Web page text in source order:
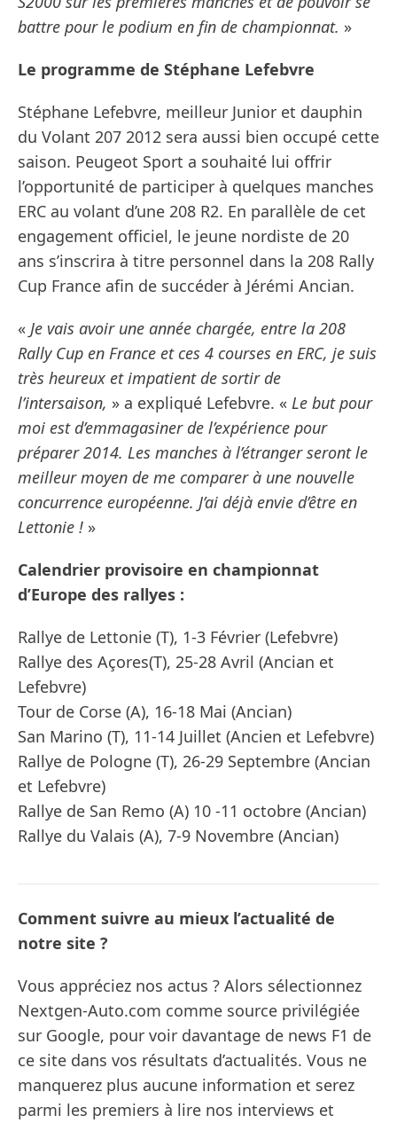
battre pour le podium en fin de championnat. »
Le programme de Stéphane Lefebvre
Stéphane Lefebvre, meilleur Junior et dauphin
du Volant 207 2012 sera aussi bien occupé cette
saison. Peugeot Sport a souhaité lui offrir
l’opportunité de participer à quelques manches
ERC au volant d’une 208 R2. En parallèle de cet
engagement officiel, le jeune nordiste de 20
ans s’inscrira à titre personnel dans la 208 Rally
Cup France afin de succéder à Jérémi Ancian.
« Je vais avoir une année chargée, entre la 208
Rally Cup en France et ces 4 courses en ERC, je suis
très heureux et impatient de sortir de
l’intersaison, » a expliqué Lefebvre. « Le but pour
moi est d’emmagasiner de l’expérience pour
préparer 2014. Les manches à l’étranger seront le
meilleur moyen de me comparer à une nouvelle
concurrence européenne. J’ai déjà envie d’être en
Lettonie ! »
Calendrier provisoire en championnat
d’Europe des rallyes :
Rallye de Lettonie (T), 1-3 Février (Lefebvre)
Rallye des Açores(T), 25-28 Avril (Ancian et
Lefebvre)
Tour de Corse (A), 16-18 Mai (Ancian)
San Marino (T), 11-14 Juillet (Ancien et Lefebvre)
Rallye de Pologne (T), 26-29 Septembre (Ancian
et Lefebvre)
Rallye de San Remo (A) 10 -11 octobre (Ancian)
Rallye du Valais (A), 7-9 Novembre (Ancian)
Comment suivre au mieux l’actualité de
notre site ?
Vous appréciez nos actus ? Alors sélectionnez
Nextgen-Auto.com comme source privilégiée
sur Google, pour voir davantage de news F1 de
ce site dans vos résultats d’actualités. Vous ne
manquerez plus aucune information et serez
parmi les premiers à lire nos interviews et